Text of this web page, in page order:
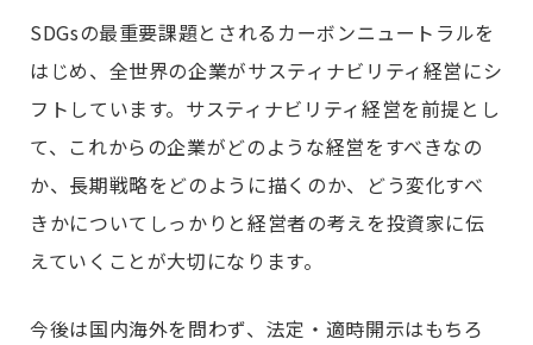
SDGsの最重要課題とされるカーボンニュートラルを
はじめ、全世界の企業がサスティナビリティ経営にシ
フトしています。サスティナビリティ経営を前提とし
て、これからの企業がどのような経営をすべきなの
か、長期戦略をどのように描くのか、どう変化すべ
きかについてしっかりと経営者の考えを投資家に伝
えていくことが大切になります。
今後は国内海外を問わず、法定・適時開示はもちろ